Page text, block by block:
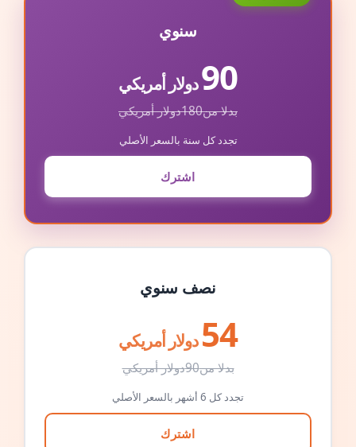
سنوي
90دولار أمريكي
بدلا من180دولار أمريكي
تجدد كل سنة بالسعر الأصلي
اشترك
نصف سنوي
54 دولار أمريكي
بدلا من90دولار أمريكي
تجدد كل 6 أشهر بالسعر الأصلي
اشترك